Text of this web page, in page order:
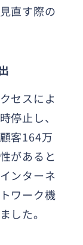
直す際の
セスによ
停止し、
客164万
があると
ンターネ
ワーク機
した。